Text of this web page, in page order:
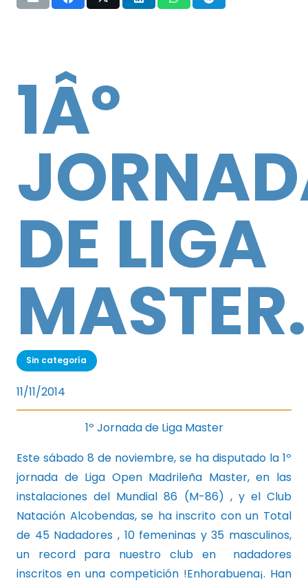
1Âº
DE LIGA
MASTER.
Sin categoría
11/11/2014
1º Jornada de Liga Master
Este sábado 8 de noviembre, se ha disputado la 1º
jornada de Liga Open Madrileña Master, en las
instalaciones del Mundial 86 (M-86) , y el Club
Natación Alcobendas, se ha inscrito con un Total
de 45 Nadadores , 10 femeninas y 35 masculinos,
un record para nuestro club en nadadores
inscritos en una competición !Enhorabuena¡. Han